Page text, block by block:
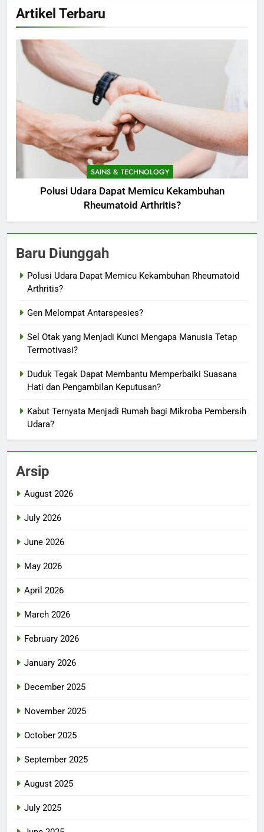
Artikel Terbaru
SAINS & TECHNOLOGY
Polusi Udara Dapat Memicu Kekambuhan
Rheumatoid Arthritis?
Baru Diunggah
Polusi Udara Dapat Memicu Kekambuhan Rheumatoid
Arthritis?
Gen Melompat Antarspesies?
Sel Otak yang Menjadi Kunci Mengapa Manusia Tetap
Termotivasi?
Duduk Tegak Dapat Membantu Memperbaiki Suasana
Hati dan Pengambilan Keputusan?
Kabut Ternyata Menjadi Rumah bagi Mikroba Pembersih
Udara?
Arsip
August 2026
July 2026
June 2026
May 2026
April 2026
March 2026
February 2026
January 2026
December 2025
November 2025
October 2025
September 2025
August 2025
July 2025